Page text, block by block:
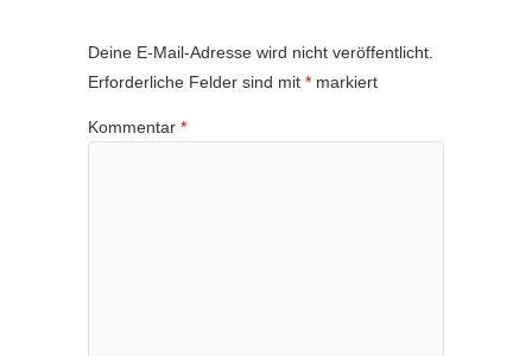
Deine E-Mail-Adresse wird nicht veröffentlicht.
Erforderliche Felder sind mit * markiert
Kommentar *